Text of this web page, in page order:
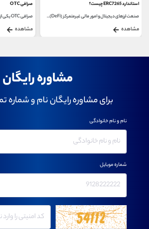
استاندارد ERC7265 چیست؟
صنعت ارزهای دیجیتال و امور مالی غیرمتمرکز (DeFi)...
مشاهده
صرافی OTC
صرافی‌ OTC یکی از مدل‌ های محبوب پلتفرم‌...
مشاهده
مشاوره رایگان
برای مشاوره رایگان نام و شماره
نام و نام خانوادگی
شماره موبایل